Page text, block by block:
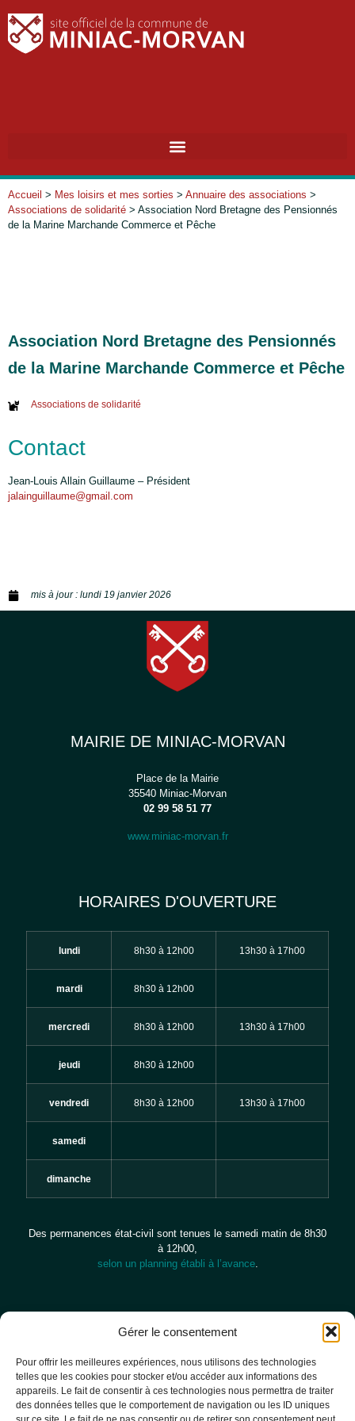
Accueil > Mes loisirs et mes sorties > Annuaire des associations >
Associations de solidarité > Association Nord Bretagne des Pensionnés
de la Marine Marchande Commerce et Pêche
Association Nord Bretagne des Pensionnés
de la Marine Marchande Commerce et Pêche
Associations de solidarité
Contact
Jean-Louis Allain Guillaume – Président
jalainguillaume@gmail.com
mis à jour : lundi 19 janvier 2026
MAIRIE DE MINIAC-MORVAN
Place de la Mairie
35540 Miniac-Morvan
02 99 58 51 77
www.miniac-morvan.fr
HORAIRES D'OUVERTURE
lundi 8h30 à 12h00 13h30 à 17h00
mardi 8h30 à 12h00
mercredi 8h30 à 12h00 13h30 à 17h00
jeudi 8h30 à 12h00
vendredi 8h30 à 12h00 13h30 à 17h00
samedi
dimanche
Des permanences état-civil sont tenues le samedi matin de 8h30
à 12h00,
selon un planning établi à l’avance.
CONTACT
Besoin d’informations,
de renseignements ?